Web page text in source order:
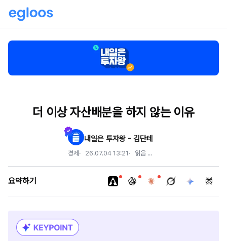
더 이상 자산배분을 하지 않는 이유
내일은 투자왕 - 김단테
경제 26.07.04 13:21 읽음 ...
요약하기